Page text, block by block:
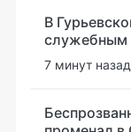
В
служебным
7 минут назад